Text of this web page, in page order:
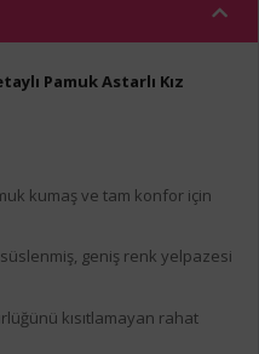
Pamuk Astarlı Kız
kumaş ve tam konfor için
geniş renk yelpazesi
kısıtlamayan rahat